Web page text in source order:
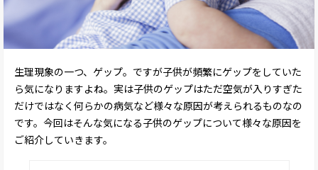
生理現象の一つ、ゲップ。ですが子供が頻繁にゲップをしていた
ら気になりますよね。実は子供のゲップはただ空気が入りすぎた
だけではなく何らかの病気など様々な原因が考えられるものなの
です。今回はそんな気になる子供のゲップについて様々な原因を
ご紹介していきます。